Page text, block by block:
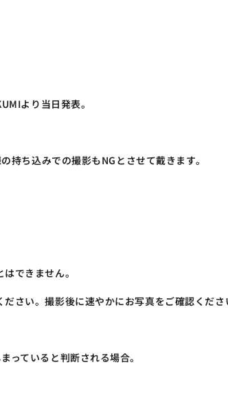
より当日発表。
持ち込みでの撮影もNGとさせて戴きます。
できません。
さい。撮影後に速やかにお写真をご確認くださ
っていると判断される場合。